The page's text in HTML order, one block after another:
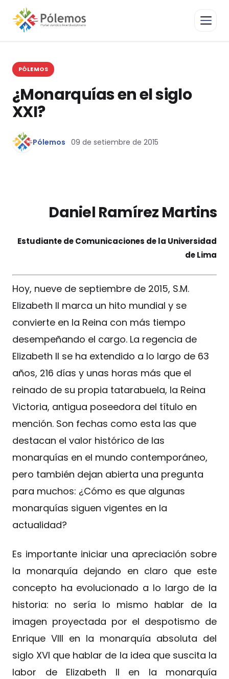
PÓLEMOS
¿Monarquías en el siglo
XXI?
Pólemos 09 de setiembre de 2015
Daniel Ramírez Martins
Estudiante de Comunicaciones de la Universidad
de Lima
Hoy, nueve de septiembre de 2015, S.M.
Elizabeth II marca un hito mundial y se
convierte en la Reina con más tiempo
desempeñando el cargo. La regencia de
Elizabeth II se ha extendido a lo largo de 63
años, 216 días y unas horas más que el
reinado de su propia tatarabuela, la Reina
Victoria, antigua poseedora del título en
mención. Son fechas como esta las que
destacan el valor histórico de las
monarquías en el mundo contemporáneo,
pero también dejan abierta una pregunta
para muchos: ¿Cómo es que algunas
monarquías siguen vigentes en la
actualidad?
Es importante iniciar una apreciación sobre
la monarquía dejando en claro que este
concepto ha evolucionado a lo largo de la
historia: no sería lo mismo hablar de la
imagen proyectada por el despotismo de
Enrique VIII en la monarquía absoluta del
siglo XVI que hablar de la idea que suscita la
labor de Elizabeth II en la monarquía